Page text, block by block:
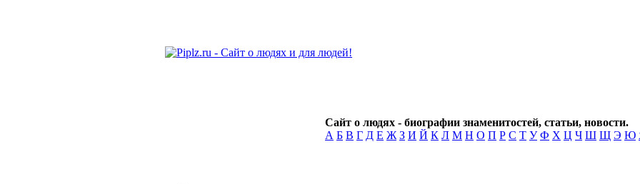
Сайт о людях - биографии знаменитостей, статьи, новости.
А Б В Г Д Е Ж З И Й К Л М Н О П Р С Т У Ф Х Ц Ч Ш Щ Э Ю